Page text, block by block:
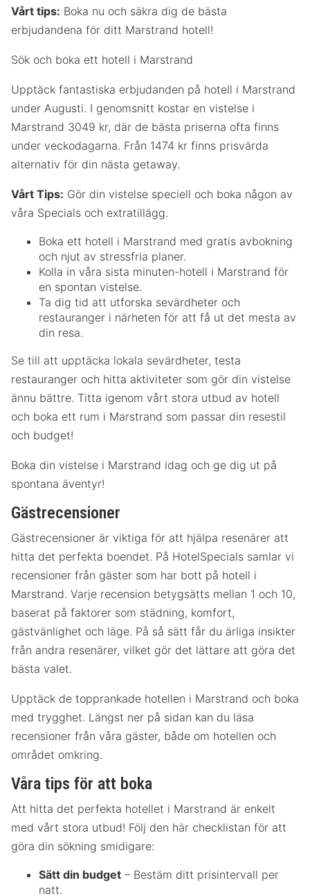
Vårt tips: Boka nu och säkra dig de bästa
erbjudandena för ditt Marstrand hotell!
Sök och boka ett hotell i Marstrand
Upptäck fantastiska erbjudanden på hotell i Marstrand
under Augusti. I genomsnitt kostar en vistelse i
Marstrand 3049 kr, där de bästa priserna ofta finns
under veckodagarna. Från 1474 kr finns prisvärda
alternativ för din nästa getaway.
Vårt Tips: Gör din vistelse speciell och boka någon av
våra Specials och extratillägg.
Boka ett hotell i Marstrand med gratis avbokning
och njut av stressfria planer.
Kolla in våra sista minuten-hotell i Marstrand för
en spontan vistelse.
Ta dig tid att utforska sevärdheter och
restauranger i närheten för att få ut det mesta av
din resa.
Se till att upptäcka lokala sevärdheter, testa
restauranger och hitta aktiviteter som gör din vistelse
ännu bättre. Titta igenom vårt stora utbud av hotell
och boka ett rum i Marstrand som passar din resestil
och budget!
Boka din vistelse i Marstrand idag och ge dig ut på
spontana äventyr!
Gästrecensioner
Gästrecensioner är viktiga för att hjälpa resenärer att
hitta det perfekta boendet. På HotelSpecials samlar vi
recensioner från gäster som har bott på hotell i
Marstrand. Varje recension betygsätts mellan 1 och 10,
baserat på faktorer som städning, komfort,
gästvänlighet och läge. På så sätt får du ärliga insikter
från andra resenärer, vilket gör det lättare att göra det
bästa valet.
Upptäck de topprankade hotellen i Marstrand och boka
med trygghet. Längst ner på sidan kan du läsa
recensioner från våra gäster, både om hotellen och
området omkring.
Våra tips för att boka
Att hitta det perfekta hotellet i Marstrand är enkelt
med vårt stora utbud! Följ den här checklistan för att
göra din sökning smidigare:
Sätt din budget – Bestäm ditt prisintervall per
natt.